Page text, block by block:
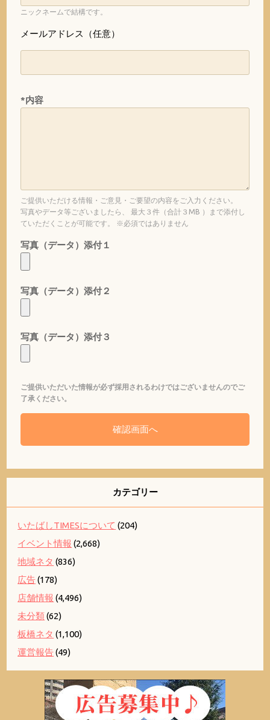
ニックネームで結構です。
メールアドレス（任意）
*内容
ご提供いただける情報・ご意見・ご要望の内容をご入力ください。
写真やデータ等ございましたら、 最大３件（合計３MB ）まで添付し
ていただくことが可能です。 ※必須ではありません
写真（データ）添付１
写真（データ）添付２
写真（データ）添付３
ご提供いただいた情報が必ず採用されるわけではございませんのでご
了承ください。
カテゴリー
いたばしTIMESについて (204)
イベント情報 (2,668)
地域ネタ (836)
広告(178)
店舗情報 (4,496)
未分類(62)
板橋ネタ (1,100)
運営報告(49)